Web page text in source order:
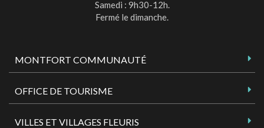
Samedi : 9h30-12h.
Fermé le dimanche.
MONTFORT COMMUNAUTÉ
OFFICE DE TOURISME
VILLES ET VILLAGES FLEURIS